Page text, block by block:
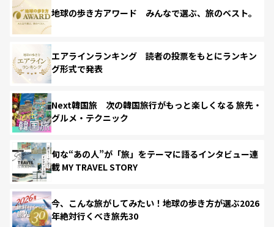
地球の歩き方アワード みんなで選ぶ、旅のベスト。
エアラインランキング 読者の投票をもとにランキン
グ形式で発表
Next韓国旅 次の韓国旅行がもっと楽しくなる 旅先・
グルメ・テクニック
旬な“あの人”が「旅」をテーマに語るインタビュー連
載 MY TRAVEL STORY
今、こんな旅がしてみたい！地球の歩き方が選ぶ2026
年絶対行くべき旅先30